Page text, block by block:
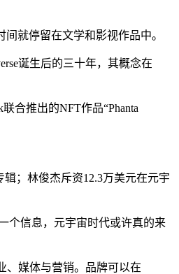
就停留在文学和影视作品中。
诞生后的三十年，其概念在
合推出的NFT作品“Phanta
；林俊杰斥资12.3万美元在元宇
个信息，元宇宙时代或许真的来
、媒体与营销。品牌可以在